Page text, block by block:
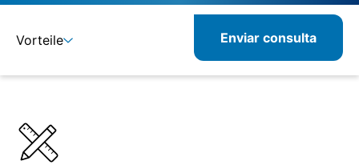
Vorteile
Productos combinados
Enviar consulta